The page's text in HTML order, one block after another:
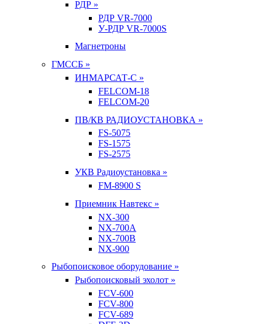
РДР »
РДР VR-7000
У-РДР VR-7000S
Магнетроны
ГМССБ »
ИНМАРСАТ-С »
FELCOM-18
FELCOM-20
ПВ/КВ РАДИОУСТАНОВКА »
FS-5075
FS-1575
FS-2575
УКВ Радиоустановка »
FM-8900 S
Приемник Навтекс »
NX-300
NX-700A
NX-700B
NX-900
Рыбопоисковое оборудование »
Рыбопоисковый эхолот »
FCV-600
FCV-800
FCV-689